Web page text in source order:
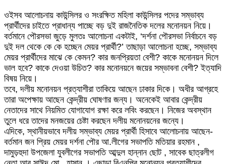
ওইসব আলোচনায় কাউন্সিলর ও সংরক্ষিত মহিলা কাউন্সিলর পদের সম্ভাব্য
প্রার্থীদের চাইতে প্রাধান্য পাচ্ছে বড় দুই রাজনৈতিক দলের মনোনয়ন নিয়ে।
বর্তমানে পৌরসভা জুড়ে মুলতঃ আলোচনা একটাই, ‘দর্শনা পৌরসভা নির্বাচনে বড়
দুই দল থেকে কে কে হচ্ছেন মেয়র প্রার্থী?’ তাছাড়া আলোচনা হচ্ছে, সম্ভাব্য
মেয়র প্রার্থীদের মাঝে কে কেমন? কার জনপ্রিয়তা বেশী? কাকে মনোনয়ন দিলে
ভাল হবে? কাকে দেওয়া উচিত? কার মনোনয়নে জয়ের সম্ভাবনা বেশী? ইত্যাদি
বিষয় নিয়ে।
তবে, দলীয় মনোনয়ন প্রত্যাশীরা তাকিয়ে আছেন ঢাকার দিকে। অধীর আগ্রহে
তারা অপেক্ষায় আছেন কেন্দ্রীয় ঘোষণার জন্য। অনেকেই আবার কেন্দ্রীয়
নেতাদের সাথে নিয়মিত যোগাযোগ রক্ষা করে লবিং করছেন। নিজের অবস্থান
তুলে ধরে তাদের মনজয়ের চেষ্টা করছেন দলীয় মনোনয়নের জন্যে।
এদিকে, স্থানীয়ভাবে দলীয় সম্ভাব্য মেয়র প্রার্থী হিসাবে আলোচনায় আছেন-
বর্তমান জন প্রিয় মেয়র দর্শনা পৌর আ.লীগের সভাপতি মতিয়ার রহমান ,
দামুড়হুদা উপজেলা যুবলীগের সভাপতি আব্দুল হান্নান ছােট , সাবেক ছাত্রলীগ